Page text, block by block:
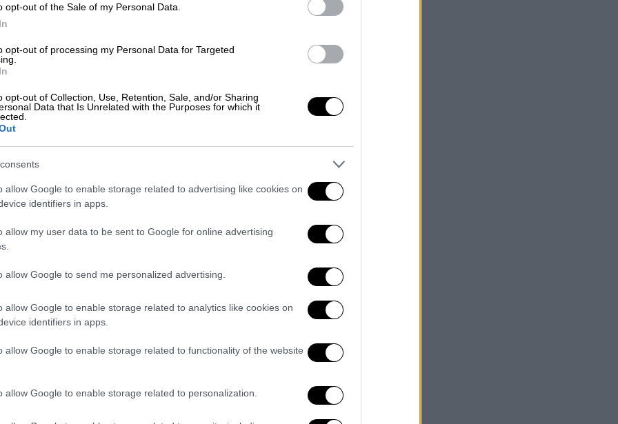
opt-out of the Sale of my Personal Data.
opt-out of processing my Personal Data for Targeted
opt-out of Collection, Use, Retention, Sale, and/or Sharing
Data that Is Unrelated with the Purposes for which it
allow Google to enable storage related to advertising like cookies on
identifiers in apps.
allow my user data to be sent to Google for online advertising
allow Google to send me personalized advertising.
allow Google to enable storage related to analytics like cookies on
identifiers in apps.
allow Google to enable storage related to functionality of the website
allow Google to enable storage related to personalization.
το 1983, όταν εκείνη ήταν 25 ετών
αργότερα επικαλούμενοι
σε πάρτι στο σπίτι του. Φαινόταν
την αγαπήσει κανείς;», είπε η Λόρι
Planet
» όταν κλήθηκε να πει την γνώμη
φορά δεν κατονόμασε.
διάφορα γι' αυτήν και εκείνος δεν
συχνά, οπότε δεν μπορώ να πω
περισσότερο ήταν αυτά που είπε στο
φορές επειδή ένιωθα πραγματικά
αλλά μου ράγισε την καρδιά που κάποιος
κλειστό» αλλά πραγματικά
καρδιά απ' όλους όσους έχω
ελπίζω το ίδιο να αισθάνεται και